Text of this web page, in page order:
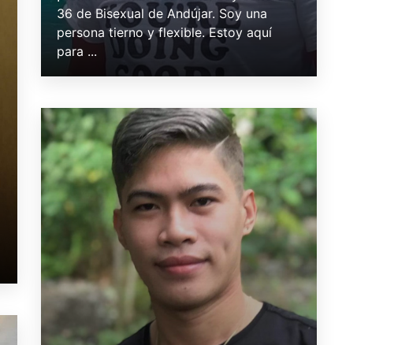
36 de Bisexual de Andújar. Soy una
persona tierno y flexible. Estoy aquí
para ...